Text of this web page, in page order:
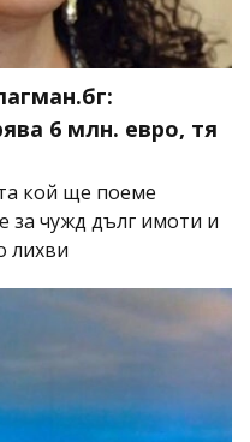
6 млн. евро, тя
кой ще поеме
за чужд дълг имоти и
лихви